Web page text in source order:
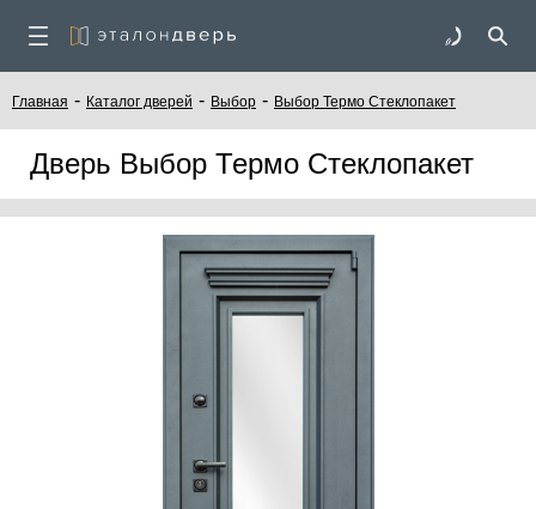
Главная - Каталог дверей - Выбор - Выбор Термо Стеклопакет
Дверь Выбор Термо Стеклопакет